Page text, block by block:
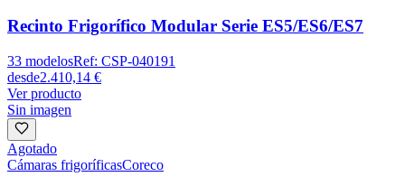
Recinto Frigorífico Modular Serie ES5/ES6/ES7
33 modelosRef: CSP-040191
desde2.410,14 €
Ver producto
Sin imagen
Agotado
Cámaras frigoríficasCoreco